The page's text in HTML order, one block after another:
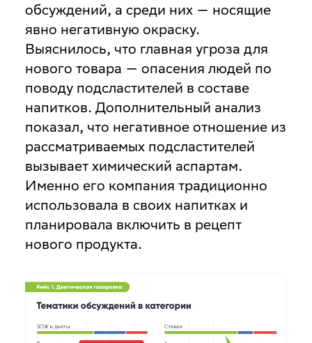
обсуждений, а среди них — носящие
явно негативную окраску.
Выяснилось, что главная угроза для
нового товара — опасения людей по
поводу подсластителей в составе
напитков. Дополнительный анализ
показал, что негативное отношение из
рассматриваемых подсластителей
вызывает химический аспартам.
Именно его компания традиционно
использовала в своих напитках и
планировала включить в рецепт
нового продукта.